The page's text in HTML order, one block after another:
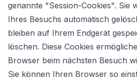
genannte "Session-Cookies". Sie
Ihres Besuchs automatisch
bleiben auf Ihrem Endgerät
löschen. Diese Cookies
Browser beim nächsten Besuch
Sie können Ihren Browser so